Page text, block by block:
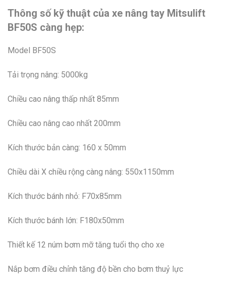
Thông số kỹ thuật của xe nâng tay Mitsulift
BF50S càng hẹp:
Model BF50S
Tải trọng nâng: 5000kg
Chiều cao nâng thấp nhất 85mm
Chiều cao nâng cao nhất 200mm
Kích thước bản càng: 160 x 50mm
Chiều dài X chiều rộng càng nâng: 550x1150mm
Kích thước bánh nhỏ: F70x85mm
Kích thước bánh lớn: F180x50mm
Thiết kế 12 núm bơm mỡ tăng tuổi thọ cho xe
Nắp bơm điều chỉnh tăng độ bền cho bơm thuỷ lực